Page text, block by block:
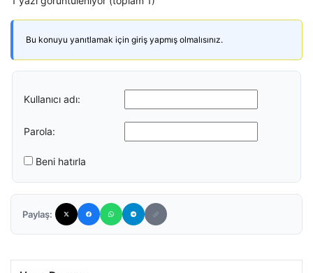
Bu konuyu yanıtlamak için giriş yapmış olmalısınız.
Kullanıcı adı:
Parola:
Beni hatırla
Paylaş: